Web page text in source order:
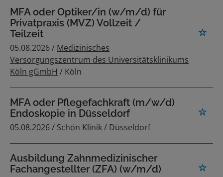
MFA oder Optiker/in (w/m/d) für
Privatpraxis (MVZ) Vollzeit /
Teilzeit
05.08.2026 / Medizinisches
Versorgungszentrum des Universitätsklinikums
Köln gGmbH / Köln
MFA oder Pflegefachkraft (m/w/d)
Endoskopie in Düsseldorf
05.08.2026 / Schön Klinik/ Düsseldorf
Ausbildung Zahnmedizinischer
Fachangestellter (ZFA) (w/m/d)